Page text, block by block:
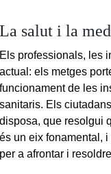
La salut i la
Els professionals, les
actual: els metges
funcionament de les
sanitaris. Els
disposa, que resolgui
és un eix fonamental,
per a afrontar i